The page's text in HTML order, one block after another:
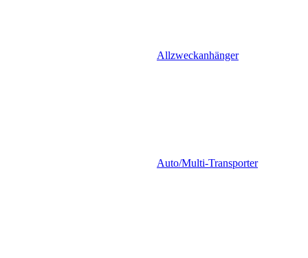
Allzweckanhänger
Auto/Multi-Transporter